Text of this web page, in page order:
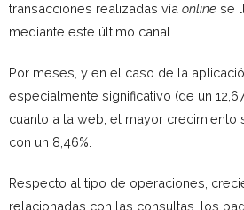
transacciones realizadas vía online se
mediante este último canal.
Por meses, y en el caso de la
especialmente significativo (de un
cuanto a la web, el mayor crecimiento
con un 8,46%.
Respecto al tipo de operaciones,
relacionadas con las consultas, los